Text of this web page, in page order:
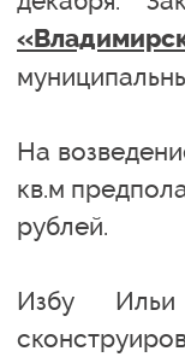
На
кв.м
рублей.
Избу Ильи